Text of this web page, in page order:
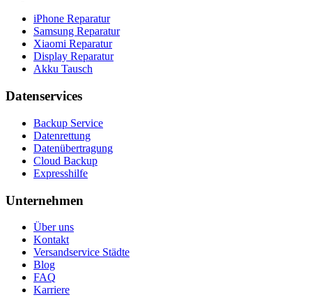
iPhone Reparatur
Samsung Reparatur
Xiaomi Reparatur
Display Reparatur
Akku Tausch
Datenservices
Backup Service
Datenrettung
Datenübertragung
Cloud Backup
Expresshilfe
Unternehmen
Über uns
Kontakt
Versandservice Städte
Blog
FAQ
Karriere